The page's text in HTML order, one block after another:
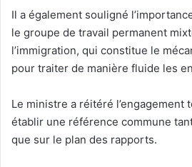
Il a également souligné
le groupe de travail permanent
l’immigration, qui constitue le
pour traiter de manière fluide les
Le ministre a réitéré l’engagement
établir une référence commune
que sur le plan des rapports.